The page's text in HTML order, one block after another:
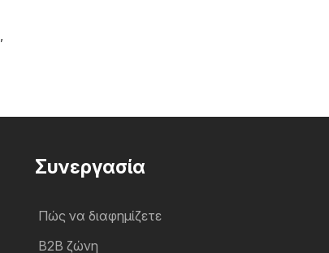
Συνεργασία
Πώς να διαφημίζετε
B2B ζώνη